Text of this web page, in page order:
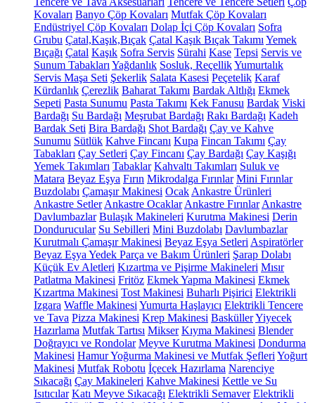
Kovaları Banyo Çöp Kovaları Mutfak Çöp Kovaları
Endüstriyel Çöp Kovaları Dolap İçi Çöp Kovaları Sofra
Grubu Çatal,Kaşık,Bıçak Çatal Kaşık Bıçak Takımı Yemek
Bıçağı Çatal Kaşık Sofra Servis Sürahi Kase Tepsi Servis ve
Sunum Tabakları Yağdanlık Sosluk, ReçellikYumurtalık
Servis Maşa Seti Şekerlik Salata Kasesi Peçetelik Karaf
Kürdanlık Çerezlik Baharat Takımı Bardak Altlığı Ekmek
Sepeti Pasta Sunumu Pasta Takımı Kek Fanusu Bardak Viski
Bardağı Su Bardağı Meşrubat Bardağı Rakı Bardağı Kadeh
Bardak Seti Bira Bardağı Shot Bardağı Çay ve Kahve
Sunumu Sütlük Kahve Fincanı Kupa Fincan Takımı Çay
Tabakları Çay Setleri Çay Fincanı Çay Bardağı Çay Kaşığı
Yemek Takımları Tabaklar Kahvaltı Takımları Suluk ve
Matara Beyaz Eşya Fırın Mikrodalga Fırınlar Mini Fırınlar
Buzdolabı Çamaşır Makinesi Ocak Ankastre Ürünleri
Ankastre Setler Ankastre Ocaklar Ankastre Fırınlar Ankastre
Davlumbazlar Bulaşık Makineleri Kurutma Makinesi Derin
Dondurucular Su Sebilleri Mini Buzdolabı Davlumbazlar
Kurutmalı Çamaşır Makinesi Beyaz Eşya Setleri Aspiratörler
Beyaz Eşya Yedek Parça ve Bakım Ürünleri Şarap Dolabı
Küçük Ev Aletleri Kızartma ve Pişirme Makineleri Mısır
Patlatma Makinesi Fritöz Ekmek Yapma Makinesi Ekmek
Kızartma Makinesi Tost Makinesi Buharlı Pişirici Elektrikli
Izgara Waffle Makinesi Yumurta Haşlayıcı Elektrikli Tencere
ve Tava Pizza Makinesi Krep Makinesi BasküllerYiyecek
Hazırlama Mutfak Tartısı Mikser Kıyma Makinesi Blender
Doğrayıcı ve Rondolar Meyve Kurutma Makinesi Dondurma
Makinesi Hamur Yoğurma Makinesi ve Mutfak Şefleri Yoğurt
Makinesi Mutfak Robotu İçecek Hazırlama Narenciye
Sıkacağı Çay Makineleri Kahve Makinesi Kettle ve Su
Isıtıcılar Katı Meyve Sıkacağı Elektrikli Semaver Elektrikli